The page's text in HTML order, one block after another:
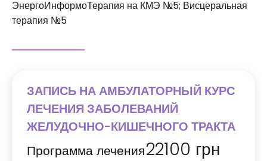
ЭнергоИнформоТерапия на КМЭ №5; Висцеральная
терапия №5
ЗАПИСЬ НА АМБУЛАТОРНЫЙ КУРС
ЛЕЧЕНИЯ ЗАБОЛЕВАНИЙ
ЖЕЛУДОЧНО-КИШЕЧНОГО ТРАКТА
Программа лечения22100 грн